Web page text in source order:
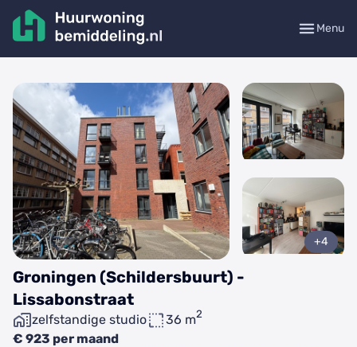
Menu
Groningen (Schildersbuurt) -
Lissabonstraat
zelfstandige studio 36 m2
€ 923 per maand
+4